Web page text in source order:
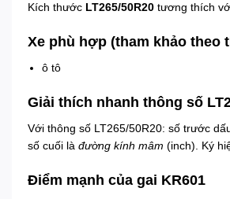
Kích thước LT265/50R20 tương thích
Xe phù hợp (tham khảo theo
ô tô
Giải thích nhanh thông số
Với thông số LT265/50R20: số trước
số cuối là đường kính mâm (inch). Ký
Điểm mạnh của gai KR601